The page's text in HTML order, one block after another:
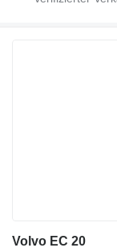
Volvo EC 20